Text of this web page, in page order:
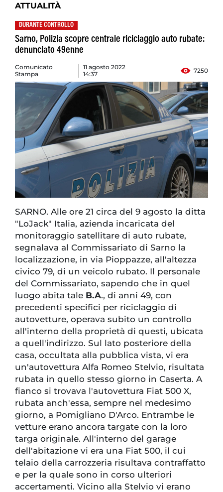
ATTUALITÀ
DURANTE CONTROLLO
Sarno, Polizia scopre centrale riciclaggio auto rubate:
denunciato 49enne
Comunicato
Stampa
11 agosto 2022
14:37
7250
SARNO. Alle ore 21 circa del 9 agosto la ditta
"LoJack" Italia, azienda incaricata del
monitoraggio satellitare di auto rubate,
segnalava al Commissariato di Sarno la
localizzazione, in via Pioppazze, all'altezza
civico 79, di un veicolo rubato. Il personale
del Commissariato, sapendo che in quel
luogo abita tale B.A., di anni 49, con
precedenti specifici per riciclaggio di
autovetture, operava subito un controllo
all'interno della proprietà di questi, ubicata
a quell'indirizzo. Sul lato posteriore della
casa, occultata alla pubblica vista, vi era
un'autovettura Alfa Romeo Stelvio, risultata
rubata in quello stesso giorno in Caserta. A
fianco si trovava l'autovettura Fiat 500 X,
rubata anch'essa, sempre nel medesimo
giorno, a Pomigliano D'Arco. Entrambe le
vetture erano ancora targate con la loro
targa originale. All'interno del garage
dell'abitazione vi era una Fiat 500, il cui
telaio della carrozzeria risultava contraffatto
e per la quale sono in corso ulteriori
accertamenti. Vicino alla Stelvio vi erano